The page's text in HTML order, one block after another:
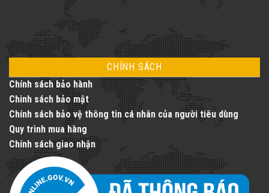
CHÍNH SÁCH
Chính sách bảo hành
Chinh sách bảo mật
Chính sách bảo vệ thông tin cá nhân của người tiêu dùng
Quy trình mua hàng
Chính sách giao nhận